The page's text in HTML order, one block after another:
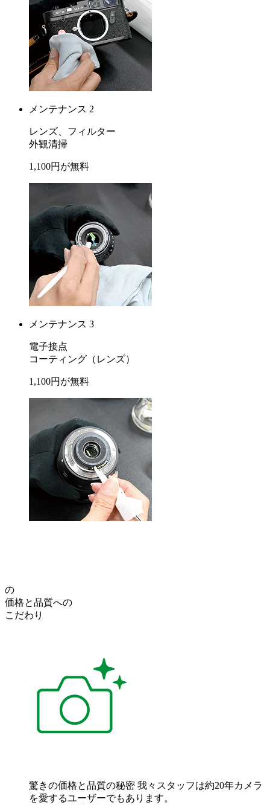
メンテナンス 2
レンズ、フィルター
外観清掃
1,100円が無料
メンテナンス 3
電子接点
コーティング （レンズ）
1,100円が無料
の
価格と品質への
こだわり
驚きの価格と品質の秘密 我々スタッフは約20年カメラ
を愛するユーザーでもあります。